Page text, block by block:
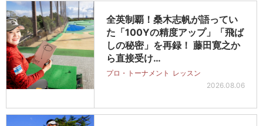
全英制覇！桑木志帆が語ってい
た「100Yの精度アップ」「飛ば
しの秘密」を再録！ 藤田寛之か
ら直接受け…
プロ・トーナメント レッスン
2026.08.06